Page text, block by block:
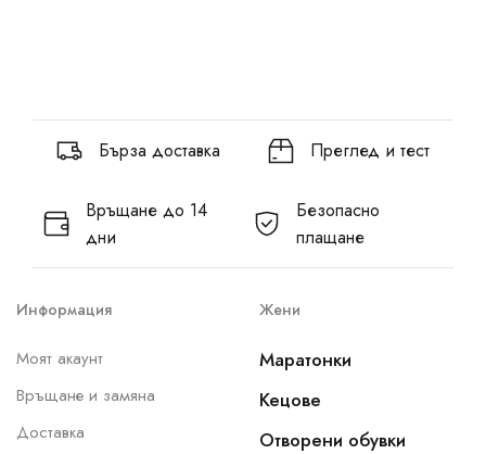
Бърза доставка Преглед и тест
Връщане до 14
дни
Безопасно
плащане
Информация
Моят акаунт
Връщане и замяна
Доставка
Жени
Маратонки
Кецове
Отворени обувки